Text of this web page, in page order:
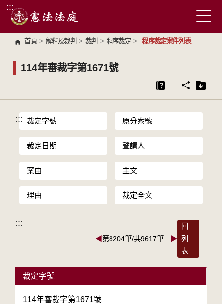
跳到主要內容區塊
:::
首頁 > 解釋及裁判 > 裁判 > 程序裁定 > 程序裁定案件列表
114年審裁字第1671號
::: 裁定字號 原分案號
裁定日期 聲請人
案由 主文
理由 裁定全文
:::
◀第8204筆/共9617筆 ▶
回
列
表
裁定字號
114年審裁字第1671號